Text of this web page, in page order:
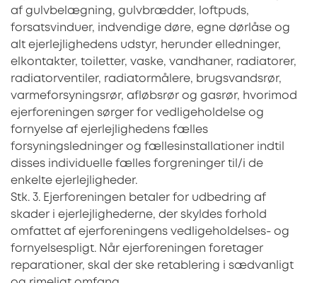
af gulvbelægning, gulvbrædder, loftpuds,
forsatsvinduer, indvendige døre, egne dørlåse og
alt ejerlejlighedens udstyr, herunder elledninger,
elkontakter, toiletter, vaske, vandhaner, radiatorer,
radiatorventiler, radiatormålere, brugsvandsrør,
varmeforsyningsrør, afløbsrør og gasrør, hvorimod
ejerforeningen sørger for vedligeholdelse og
fornyelse af ejerlejlighedens fælles
forsyningsledninger og fællesinstallationer indtil
disses individuelle fælles forgreninger til/i de
enkelte ejerlejligheder.
Stk. 3. Ejerforeningen betaler for udbedring af
skader i ejerlejlighederne, der skyldes forhold
omfattet af ejerforeningens vedligeholdelses- og
fornyelsespligt. Når ejerforeningen foretager
reparationer, skal der ske retablering i sædvanligt